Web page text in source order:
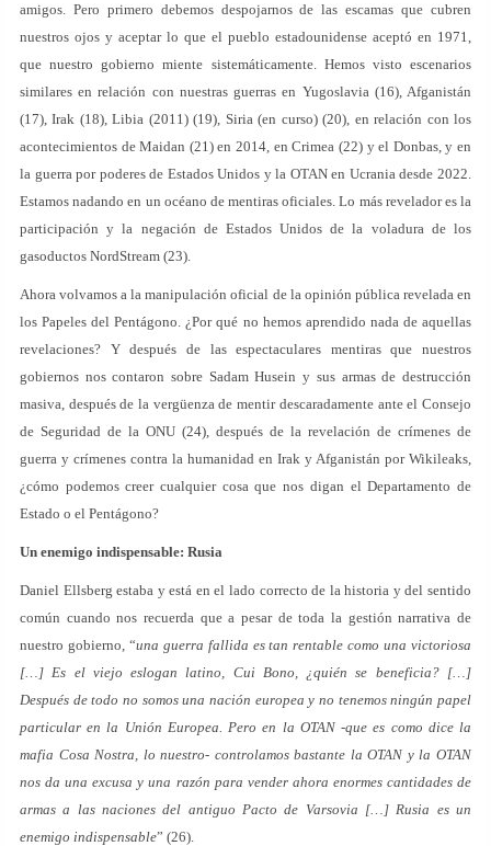
amigos. Pero primero debemos despojarnos de las escamas que cubren
nuestros ojos y aceptar lo que el pueblo estadounidense aceptó en 1971,
que nuestro gobierno miente sistemáticamente. Hemos visto escenarios
similares en relación con nuestras guerras en Yugoslavia (16), Afganistán
(17), Irak (18), Libia (2011) (19), Siria (en curso) (20), en relación con los
acontecimientos de Maidan (21) en 2014, en Crimea (22) y el Donbas, y en
la guerra por poderes de Estados Unidos y la OTAN en Ucrania desde 2022.
Estamos nadando en un océano de mentiras oficiales. Lo más revelador es la
participación y la negación de Estados Unidos de la voladura de los
gasoductos NordStream (23).
Ahora volvamos a la manipulación oficial de la opinión pública revelada en
los Papeles del Pentágono. ¿Por qué no hemos aprendido nada de aquellas
revelaciones? Y después de las espectaculares mentiras que nuestros
gobiernos nos contaron sobre Sadam Husein y sus armas de destrucción
masiva, después de la vergüenza de mentir descaradamente ante el Consejo
de Seguridad de la ONU (24), después de la revelación de crímenes de
guerra y crímenes contra la humanidad en Irak y Afganistán por Wikileaks,
¿cómo podemos creer cualquier cosa que nos digan el Departamento de
Estado o el Pentágono?
Un enemigo indispensable: Rusia
Daniel Ellsberg estaba y está en el lado correcto de la historia y del sentido
común cuando nos recuerda que a pesar de toda la gestión narrativa de
nuestro gobierno, “una guerra fallida es tan rentable como una victoriosa
[…] Es el viejo eslogan latino, Cui Bono, ¿quién se beneficia? […]
Después de todo no somos una nación europea y no tenemos ningún papel
particular en la Unión Europea. Pero en la OTAN -que es como dice la
mafia Cosa Nostra, lo nuestro- controlamos bastante la OTAN y la OTAN
nos da una excusa y una razón para vender ahora enormes cantidades de
armas a las naciones del antiguo Pacto de Varsovia […] Rusia es un
enemigo indispensable” (26).